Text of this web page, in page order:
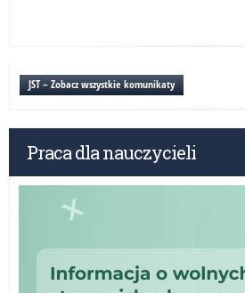
JST – Zobacz wszystkie komunikaty
Praca dla nauczycieli